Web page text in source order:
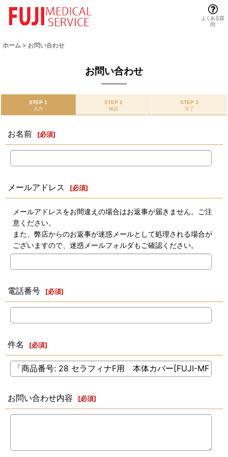
よくある質
問
ホーム > お問い合わせ
お問い合わせ
STEP 1
入力
STEP 2
確認
STEP 3
完了
お名前 [必須]
メールアドレス [必須]
メールアドレスをお間違えの場合はお返事が届きません。ご注
意ください。
また、弊店からのお返事が迷惑メールとして処理される場合が
ございますので、迷惑メールフォルダもご確認ください。
電話番号 [必須]
件名 [必須]
お問い合わせ内容 [必須]